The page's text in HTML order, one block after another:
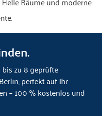
zu 8 geprüfte
perfekt auf Ihr
– 100 % kostenlos und